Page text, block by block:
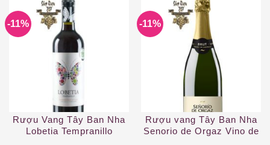
-11%
Rượu Vang Tây Ban Nha
Lobetia Tempranillo
-11%
Rượu vang Tây Ban Nha
Senorio de Orgaz Vino de